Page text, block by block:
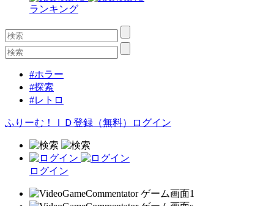
ランキング
#ホラー
#探索
#レトロ
ふりーむ！ＩＤ登録（無料） ログイン
ログイン